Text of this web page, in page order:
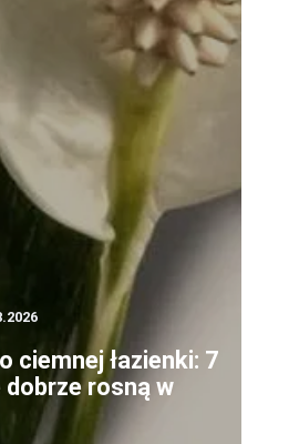
ciemnej łazienki: 7
rosną w